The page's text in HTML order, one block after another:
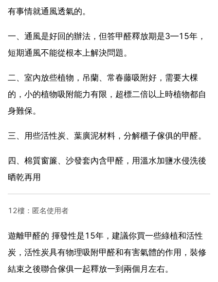
有事情就通風透氣的。
一、通風是好回的辦法，但答甲醛釋放期是3—15年，
短期通風不能從根本上解決問題。
二、室內放些植物，吊蘭、常春藤吸附好，需要大棵
的，小的植物吸附能力有限，超標二倍以上時植物都自
身難保。
三、用些活性炭、葉廣泥材料，分解櫃子傢俱的甲醛。
四、棉質窗簾、沙發套內含甲醛，用溫水加鹽水侵洗後
晒乾再用
12樓：匿名使用者
遊離甲醛的 揮發性是15年，建議你買一些綠植和活性
炭，活性炭具有物理吸附甲醛和有害氣體的作用，裝修
結束之後聯合傢俱一起釋放一到兩個月左右。